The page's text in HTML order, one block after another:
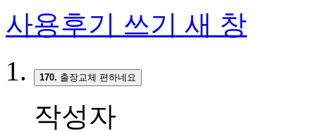
사용후기 쓰기 새 창
170. 출장교체 편하네요
작성자